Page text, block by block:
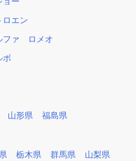
ロエン
ファ ロメオ
ボ
山形県 福島県
栃木県 群馬県 山梨県